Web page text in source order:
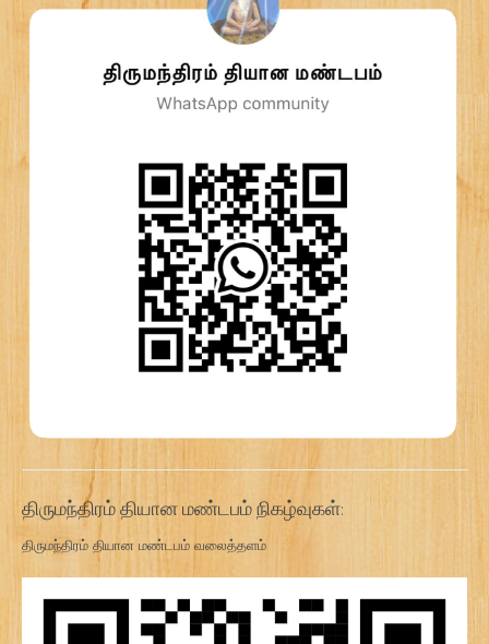
திருமந்திரம் தியான மண்டபம் நிகழ்வுகள்:
திருமந்திரம் தியான மண்டபம் வலைத்தளம்